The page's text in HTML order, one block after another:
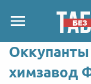
Оккупанты
химзавод